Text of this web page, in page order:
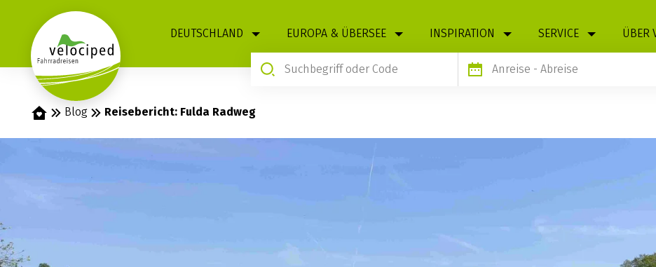
DEUTSCHLAND EUROPA & ÜBERSEE INSPIRATION SERVICE ÜBER
Anreise - Abreise
Startseite
Blog Reisebericht: Fulda Radweg